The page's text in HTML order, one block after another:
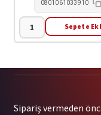
0801061033910
!!!
Blue
Sepete
Sipariş vermeden